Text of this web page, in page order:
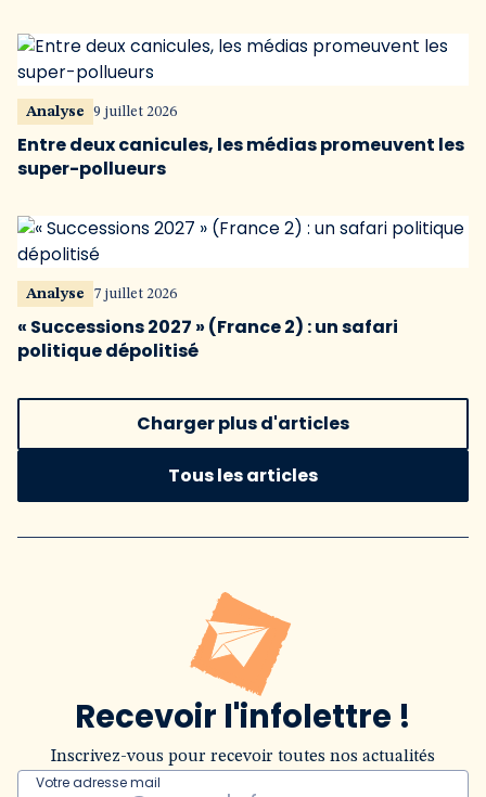
Analyse 9 juillet 2026
Entre deux canicules, les médias promeuvent les
super-pollueurs
Analyse 7 juillet 2026
« Successions 2027 » (France 2) : un safari
politique dépolitisé
Charger plus d'articles
Tous les articles
Recevoir l'infolettre !
Inscrivez-vous pour recevoir toutes nos actualités
Votre adresse mail